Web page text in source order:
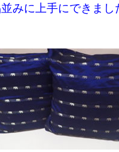
みに上手にできまし